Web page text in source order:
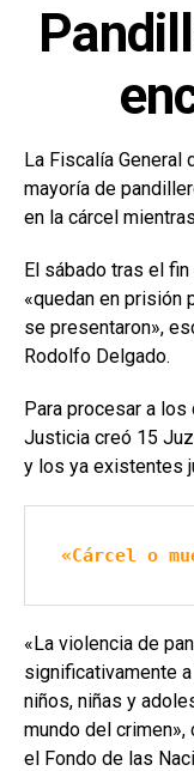
La Fiscalía General
mayoría de
en la cárcel
El sábado tras el
«quedan en prisión
se presentaron»,
Rodolfo Delgado.
Para procesar a
Justicia creó 15
y los ya existentes
«Cárcel o
«La violencia de
significativamente
niños, niñas y
mundo del
el Fondo de las